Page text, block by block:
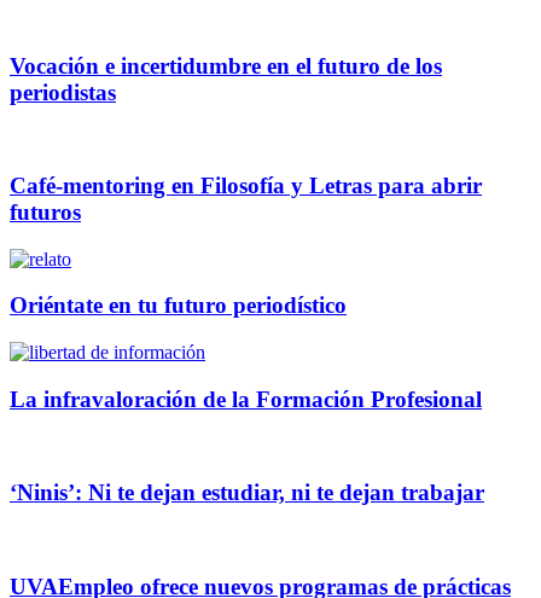
Vocación e incertidumbre en el futuro de los
periodistas
Café-mentoring en Filosofía y Letras para abrir
futuros
Oriéntate en tu futuro periodístico
La infravaloración de la Formación Profesional
‘Ninis’: Ni te dejan estudiar, ni te dejan trabajar
UVAEmpleo ofrece nuevos programas de prácticas